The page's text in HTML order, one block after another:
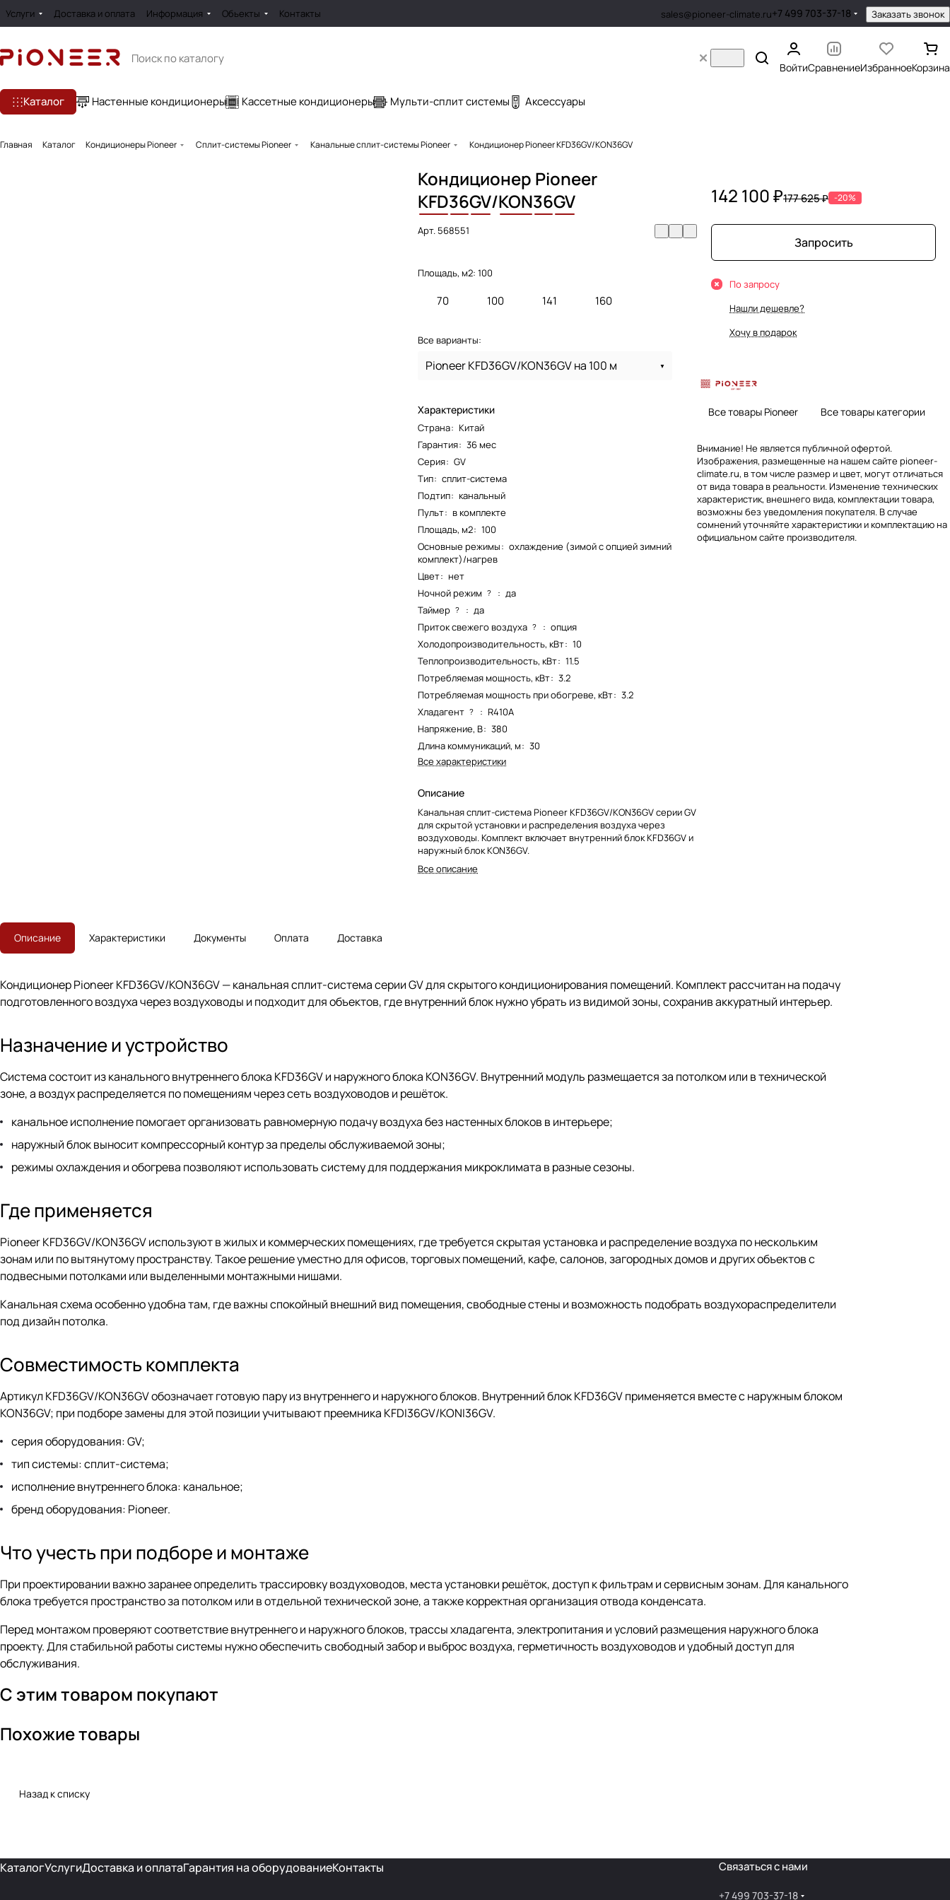
Услуги Доставка и оплата Информация Обьекты Контакты sales@pioneer-climate.ru+7 499 703-37-18 Заказать звонок
ВойтиСравнениеИзбранноеКорзина
Каталог Настенные кондиционеры Кассетные кондиционеры Мульти-сплит системы Аксессуары
Главная Каталог Кондиционеры Pioneer Сплит-системы Pioneer Канальные сплит-системы Pioneer Кондиционер Pioneer KFD36GV/KON36GV
Кондиционер Pioneer
KFD36GV/KON36GV
Арт. 568551
Площадь, м2:100
70 100 141 160
Все варианты:
Pioneer KFD36GV/KON36GV на 100 м
Характеристики
Страна: Китай
Гарантия: 36 мес
Серия: GV
Тип: сплит-система
Подтип: канальный
Пульт: в комплекте
Площадь, м2: 100
Основные режимы: охлаждение (зимой с опцией зимний
комплект)/нагрев
Цвет: нет
Ночной режим ? : да
Таймер ? : да
Приток свежего воздуха ? : опция
Холодопроизводительность, кВт: 10
Теплопроизводительность, кВт: 11.5
Потребляемая мощность, кВт: 3.2
Потребляемая мощность при обогреве, кВт: 3.2
Хладагент ? : R410A
Напряжение, В: 380
Длина коммуникаций, м: 30
Все характеристики
Описание
Канальная сплит-система Pioneer KFD36GV/KON36GV серии GV
для скрытой установки и распределения воздуха через
воздуховоды. Комплект включает внутренний блок KFD36GV и
наружный блок KON36GV.
Все описание
142 100 ₽177 625 ₽ -20%
Запросить
По запросу
Нашли дешевле?
Хочу в подарок
Все товары Pioneer Все товары категории
Внимание! Не является публичной офертой.
Изображения, размещенные на нашем сайте pioneer-
climate.ru, в том числе размер и цвет, могут отличаться
от вида товара в реальности. Изменение технических
характеристик, внешнего вида, комплектации товара,
возможны без уведомления покупателя. В случае
сомнений уточняйте характеристики и комплектацию на
официальном сайте производителя.
Описание Характеристики Документы Оплата Доставка
Кондиционер Pioneer KFD36GV/KON36GV — канальная сплит-система серии GV для скрытого кондиционирования помещений. Комплект рассчитан на подачу
подготовленного воздуха через воздуховоды и подходит для объектов, где внутренний блок нужно убрать из видимой зоны, сохранив аккуратный интерьер.
Назначение и устройство
Система состоит из канального внутреннего блока KFD36GV и наружного блока KON36GV. Внутренний модуль размещается за потолком или в технической
зоне, а воздух распределяется по помещениям через сеть воздуховодов и решёток.
канальное исполнение помогает организовать равномерную подачу воздуха без настенных блоков в интерьере;
наружный блок выносит компрессорный контур за пределы обслуживаемой зоны;
режимы охлаждения и обогрева позволяют использовать систему для поддержания микроклимата в разные сезоны.
Где применяется
Pioneer KFD36GV/KON36GV используют в жилых и коммерческих помещениях, где требуется скрытая установка и распределение воздуха по нескольким
зонам или по вытянутому пространству. Такое решение уместно для офисов, торговых помещений, кафе, салонов, загородных домов и других объектов с
подвесными потолками или выделенными монтажными нишами.
Канальная схема особенно удобна там, где важны спокойный внешний вид помещения, свободные стены и возможность подобрать воздухораспределители
под дизайн потолка.
Совместимость комплекта
Артикул KFD36GV/KON36GV обозначает готовую пару из внутреннего и наружного блоков. Внутренний блок KFD36GV применяется вместе с наружным блоком
KON36GV; при подборе замены для этой позиции учитывают преемника KFDI36GV/KONI36GV.
серия оборудования: GV;
тип системы: сплит-система;
исполнение внутреннего блока: канальное;
бренд оборудования: Pioneer.
Что учесть при подборе и монтаже
При проектировании важно заранее определить трассировку воздуховодов, места установки решёток, доступ к фильтрам и сервисным зонам. Для канального
блока требуется пространство за потолком или в отдельной технической зоне, а также корректная организация отвода конденсата.
Перед монтажом проверяют соответствие внутреннего и наружного блоков, трассы хладагента, электропитания и условий размещения наружного блока
проекту. Для стабильной работы системы нужно обеспечить свободный забор и выброс воздуха, герметичность воздуховодов и удобный доступ для
обслуживания.
С этим товаром покупают
Похожие товары
Назад к списку
КаталогУслугиДоставка и оплатаГарантия на оборудованиеКонтакты Связаться с нами
+7 499 703-37-18